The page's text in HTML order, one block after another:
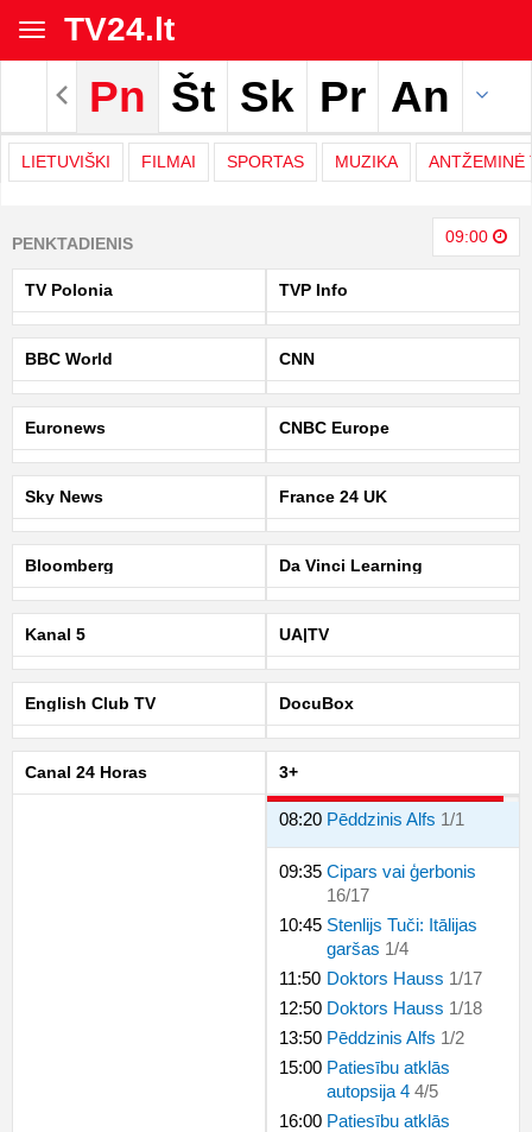
Toggle
navigation
TV24.lt
Rodyti archyvą
Pn Št Sk Pr An
LIETUVIŠKI FILMAI SPORTAS MUZIKA ANTŽEMINĖ
TV
programa
|
TV24.LT
PENKTADIENIS 09:00
TV Polonia TVP Info
BBC World CNN
Euronews CNBC Europe
Sky News France 24 UK
Bloomberg Da Vinci Learning
Kanal 5 UA|TV
English Club TV DocuBox
Canal 24 Horas 3+
08:20 Pēddzinis Alfs 1/1
09:35 Cipars vai ģerbonis
16/17
10:45 Stenlijs Tuči: Itālijas
garšas 1/4
11:50 Doktors Hauss 1/17
12:50 Doktors Hauss 1/18
13:50 Pēddzinis Alfs 1/2
15:00 Patiesību atklās
autopsija 4 4/5
16:00 Patiesību atklās